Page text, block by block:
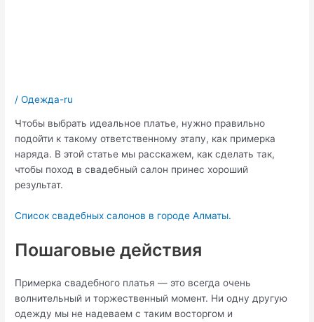
/Одежда-ru
Чтобы выбрать идеальное платье, нужно правильно
подойти к такому ответственному этапу, как примерка
наряда. В этой статье мы расскажем, как сделать так,
чтобы поход в свадебный салон принес хороший
результат.
Список свадебных салонов в городе Алматы.
Пошаговые действия
Примерка свадебного платья — это всегда очень
волнительный и торжественный момент. Ни одну другую
одежду мы не надеваем с таким восторгом и